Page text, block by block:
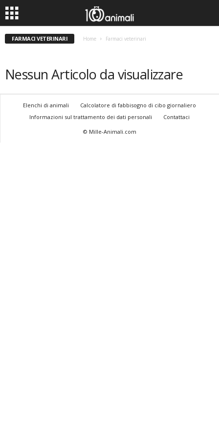
FARMACI VETERINARI Home Farmaci veterinari
Nessun Articolo da visualizzare
Elenchi di animali
Calcolatore di fabbisogno di cibo giornaliero
Informazioni sul trattamento dei dati personali
Contattaci
© Mille-Animali.com